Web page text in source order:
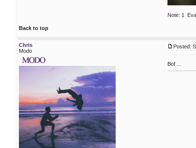
Note: 1
Back to top
Chris
Modo
Posted:
Bof ...